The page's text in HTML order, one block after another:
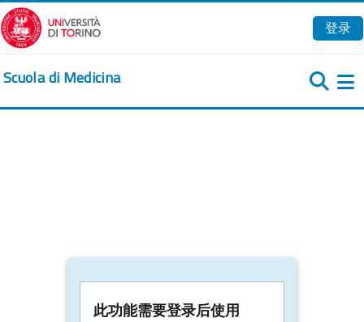
跳到主要内容
登录
Scuola di Medicina
此功能需要登录后使用